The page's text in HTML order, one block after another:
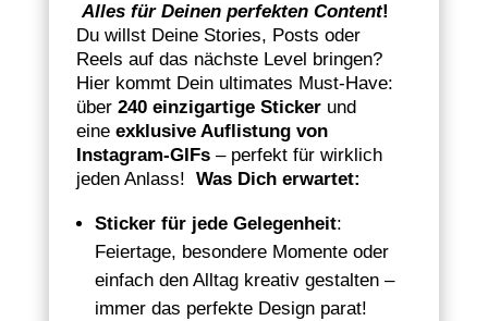
Alles für Deinen perfekten Content!
Du willst Deine Stories, Posts oder
Reels auf das nächste Level bringen?
Hier kommt Dein ultimates Must-Have:
über 240 einzigartige Stickerund
eine exklusive Auflistung von
Instagram-GIFs– perfekt für wirklich
jeden Anlass! Was Dich erwartet:
Sticker für jede Gelegenheit:
Feiertage, besondere Momente oder
einfach den Alltag kreativ gestalten –
immer das perfekte Design parat!